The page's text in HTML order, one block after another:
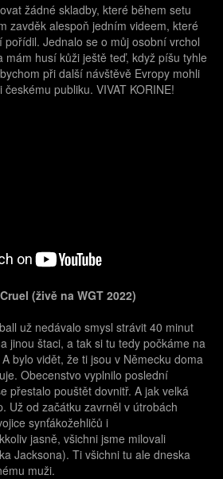
žádné skladby, které během setu
zavděk alespoň jedním videem, které
Jednalo se o můj osobní vrchol
mám husí kůži ještě teď, když píšu tyhle
při další návštěvě Evropy mohli
publiku. VIVAT KORINE!
(živě na WGT 2022)
už nedávalo smysl strávit 40 minut
jinou štaci, a tak si tu tedy počkáme na
A bylo vidět, že ti jsou v Německu doma
Obecenstvo vyplnilo poslední
přestalo pouštět dovnitř. A jak velká
Už od začátku zavrněl v útrobách
synťákožehličů i
jasně, všichni jsme milovali
Jacksona). Ti všichni tu ale dneska
muži.